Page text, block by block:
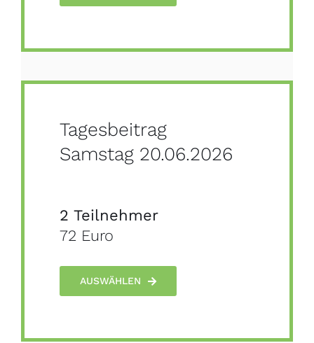
Tagesbeitrag
Samstag 20.06.2026
2 Teilnehmer
72 Euro
AUSWÄHLEN